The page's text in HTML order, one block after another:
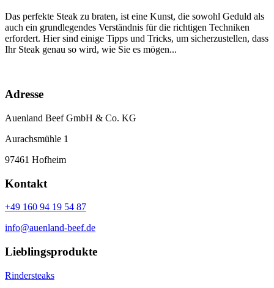
Das perfekte Steak zu braten, ist eine Kunst, die sowohl Geduld als
auch ein grundlegendes Verständnis für die richtigen Techniken
erfordert. Hier sind einige Tipps und Tricks, um sicherzustellen, dass
Ihr Steak genau so wird, wie Sie es mögen...
Adresse
Auenland Beef GmbH & Co. KG
Aurachsmühle 1
97461 Hofheim
Kontakt
+49 160 94 19 54 87
info@auenland-beef.de
Lieblingsprodukte
Rindersteaks